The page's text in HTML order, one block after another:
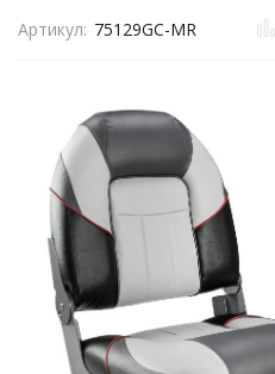
Артикул: 75129GC-MR